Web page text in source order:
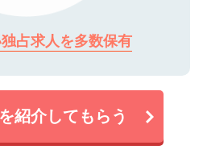
占求人を多数保有
紹介してもらう